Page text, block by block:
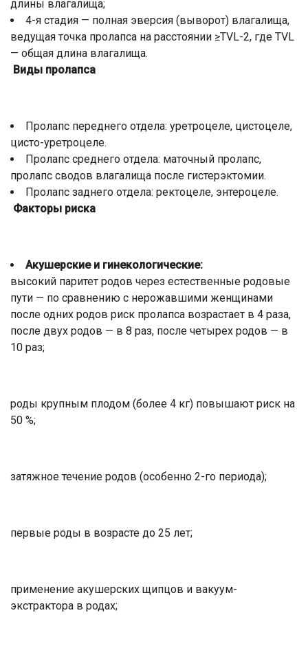
длины влагалища;
4-я стадия — полная эверсия (выворот) влагалища,
ведущая точка пролапса на расстоянии ≥TVL-2, где TVL
— общая длина влагалища.
Виды пролапса
Пролапс переднего отдела: уретроцеле, цистоцеле,
цисто-уретроцеле.
Пролапс среднего отдела: маточный пролапс,
пролапс сводов влагалища после гистерэктомии.
Пролапс заднего отдела: ректоцеле, энтероцеле.
Факторы риска
Акушерские и гинекологические:
высокий паритет родов через естественные родовые
пути — по сравнению с нерожавшими женщинами
после одних родов риск пролапса возрастает в 4 раза,
после двух родов — в 8 раз, после четырех родов — в
10 раз;
роды крупным плодом (более 4 кг) повышают риск на
50 %;
затяжное течение родов (особенно 2-го периода);
первые роды в возрасте до 25 лет;
применение акушерских щипцов и вакуум-
экстрактора в родах;